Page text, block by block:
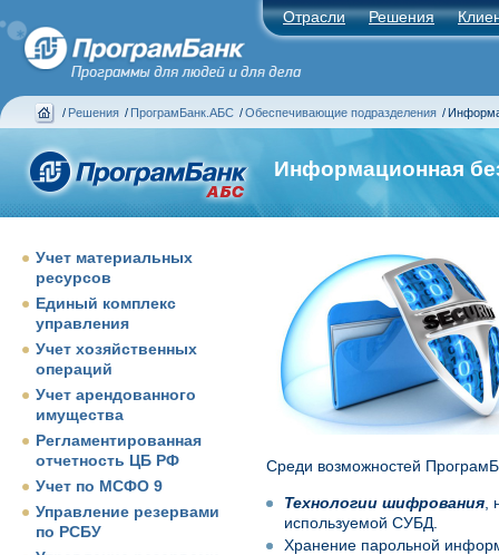
Отрасли Решения
/ Решения / ПрограмБанк.АБС / Обеспечивающие подразделения /
Информационная
Учет материальных
ресурсов
Единый комплекс
управления
Учет хозяйственных
операций
Учет арендованного
имущества
Регламентированная
отчетность ЦБ РФ
Учет по МСФО 9
Управление резервами
по РСБУ
Среди возможностей
Технологии шифрования,
используемой СУБД.
Хранение парольной